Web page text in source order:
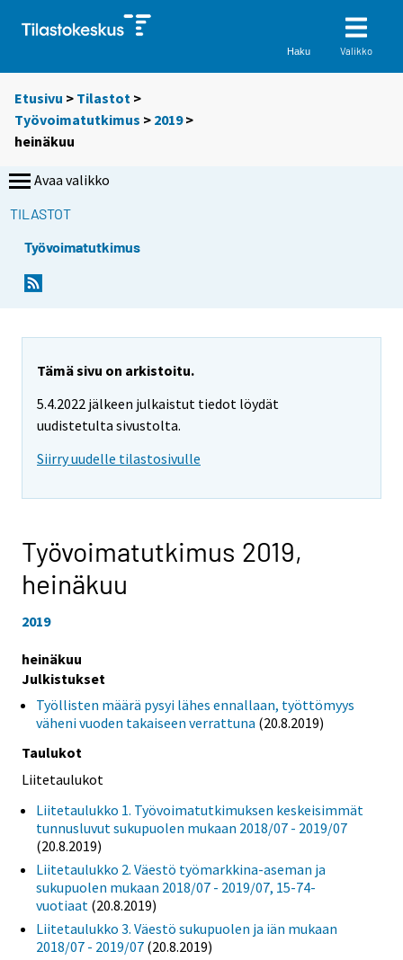
Haku Valikko
Etusivu > Tilastot >
Työvoimatutkimus > 2019>
heinäkuu
Avaa valikko
TILASTOT
Työvoimatutkimus
Tämä sivu on arkistoitu.
5.4.2022 jälkeen julkaistut tiedot löydät
uudistetulta sivustolta.
Siirry uudelle tilastosivulle
Työvoimatutkimus 2019,
heinäkuu
2019
heinäkuu
Julkistukset
Työllisten määrä pysyi lähes ennallaan, työttömyys
väheni vuoden takaiseen verrattuna (20.8.2019)
Taulukot
Liitetaulukot
Liitetaulukko 1. Työvoimatutkimuksen keskeisimmät
tunnusluvut sukupuolen mukaan 2018/07 - 2019/07
(20.8.2019)
Liitetaulukko 2. Väestö työmarkkina-aseman ja
sukupuolen mukaan 2018/07 - 2019/07, 15-74-
vuotiaat (20.8.2019)
Liitetaulukko 3. Väestö sukupuolen ja iän mukaan
2018/07 - 2019/07 (20.8.2019)